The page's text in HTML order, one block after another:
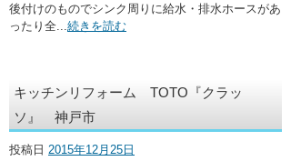
後付けのものでシンク周りに給水・排水ホースがあ
ったり全...続きを読む
キッチンリフォーム TOTO『クラッ
ソ』 神戸市
投稿日 2015年12月25日